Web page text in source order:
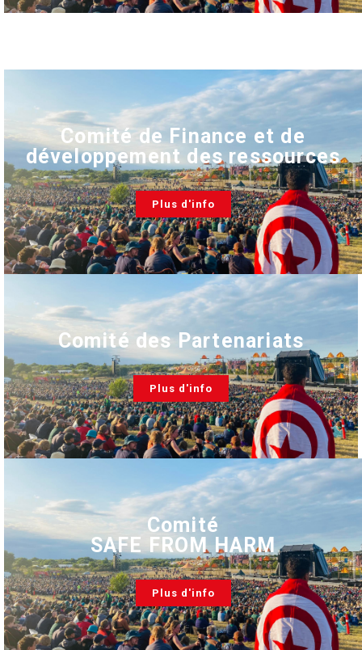
Comité de Finance et de
développement des ressources
Plus d'info
Comité des Partenariats
Plus d'info
Comité
SAFE FROM HARM
Plus d'info